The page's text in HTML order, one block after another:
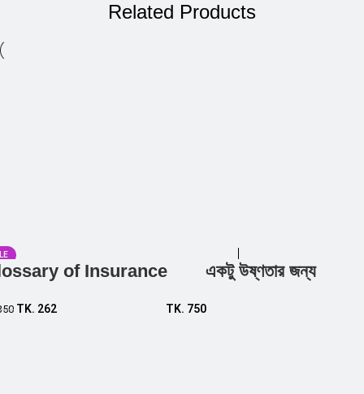
Related Products
of Insurance
TK. 262
Add to cart
একটু উষ্ণতার জন্য
TK. 750